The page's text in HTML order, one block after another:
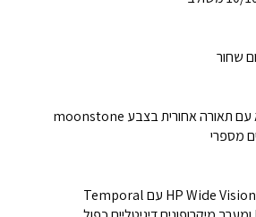
שחור
מקלדת בגודל מלא עם תאורה אחורית בצבע moonstone
מצלמת HP Wide Vision 720p HD עם Temporal